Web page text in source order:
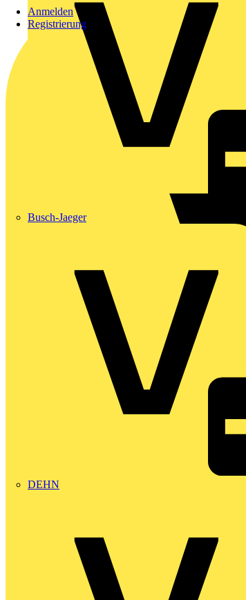
Busch-Jaeger
DEHN
Anmelden
Registrierung